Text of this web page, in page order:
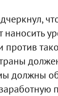
наносить
против
должны